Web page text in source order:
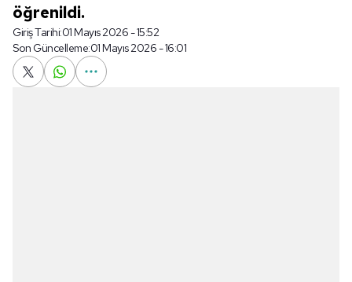
öğrenildi.
Giriş Tarihi:01 Mayıs 2026 - 15:52
Son Güncelleme:01 Mayıs 2026 - 16:01